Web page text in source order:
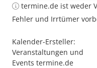
termine.de ist weder
Fehler und Irrtümer
Kalender-Ersteller:
Veranstaltungen und
Events termine.de